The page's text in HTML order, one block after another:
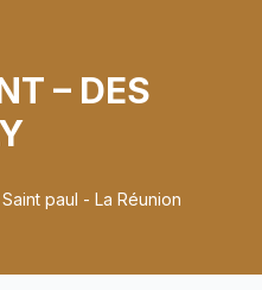
– DES
paul - La Réunion